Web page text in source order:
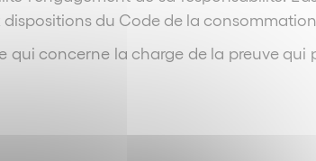
du Code de la consommation.
qui concerne la charge de la preuve qui